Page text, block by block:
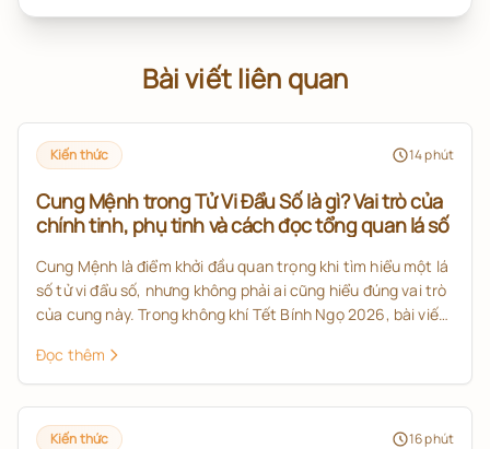
Bài viết liên quan
Kiến thức 14phút
Cung Mệnh trong Tử Vi Đẩu Số là gì? Vai trò của
chính tinh, phụ tinh và cách đọc tổng quan lá số
Cung Mệnh là điểm khởi đầu quan trọng khi tìm hiểu một lá
số tử vi đẩu số, nhưng không phải ai cũng hiểu đúng vai trò
của cung này. Trong không khí Tết Bính Ngọ 2026, bài viết
phụ tinh và cách đọc tổng quan lá số theo hướng dễ hiểu,
đúng kiến thức nền.
Đọc thêm
Kiến thức 16phút